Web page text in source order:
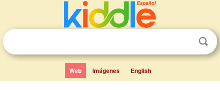
Web Imágenes English